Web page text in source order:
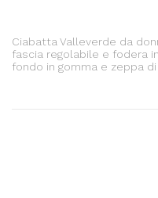
Ciabatta Valleverde da
fascia regolabile e fodera
fondo in gomma e zeppa di